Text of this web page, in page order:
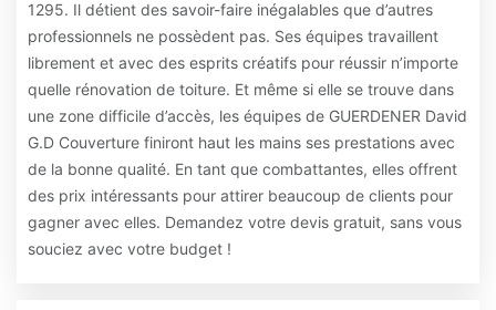
1295. Il détient des savoir-faire inégalables que d’autres
professionnels ne possèdent pas. Ses équipes travaillent
librement et avec des esprits créatifs pour réussir n’importe
quelle rénovation de toiture. Et même si elle se trouve dans
une zone difficile d’accès, les équipes de GUERDENER David
G.D Couverture finiront haut les mains ses prestations avec
de la bonne qualité. En tant que combattantes, elles offrent
des prix intéressants pour attirer beaucoup de clients pour
gagner avec elles. Demandez votre devis gratuit, sans vous
souciez avec votre budget !